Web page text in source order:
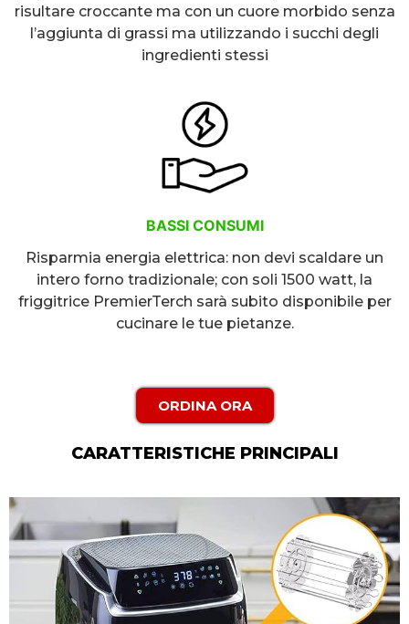
risultare croccante ma con un cuore morbido senza
l’aggiunta di grassi ma utilizzando i succhi degli
ingredienti stessi
BASSI CONSUMI
Risparmia energia elettrica: non devi scaldare un
intero forno tradizionale; con soli 1500 watt, la
friggitrice PremierTerch sarà subito disponibile per
cucinare le tue pietanze.
ORDINA ORA
CARATTERISTICHE PRINCIPALI